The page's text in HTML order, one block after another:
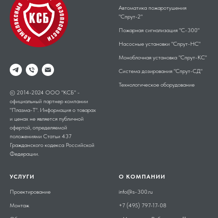
© 2014-2024 ООО "КСБ" -
официальный партнер компании
"Плазма-Т". Информация о товарах
и ценах не является публичной
офертой, определяемой
положениями Статьи 437
Гражданского кодекса Российской
Федерации.
Автоматика пожаротушения
"Спрут-2"
Пожарная сигнализация "С-300"
Насосные установки "Спрут-НС"
Моноблочная установка "Спрут-КС"
Система дозирования "Спрут-СД"
Технологическое оборудование
УСЛУГИ
Проектирование
Монтаж
О КОМПАНИИ
info@s-300.ru
+7 (495) 797-17-08